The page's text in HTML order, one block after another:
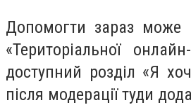
Допомогти зараз може
«Територіальної
доступний розділ «Я
після модерації туди